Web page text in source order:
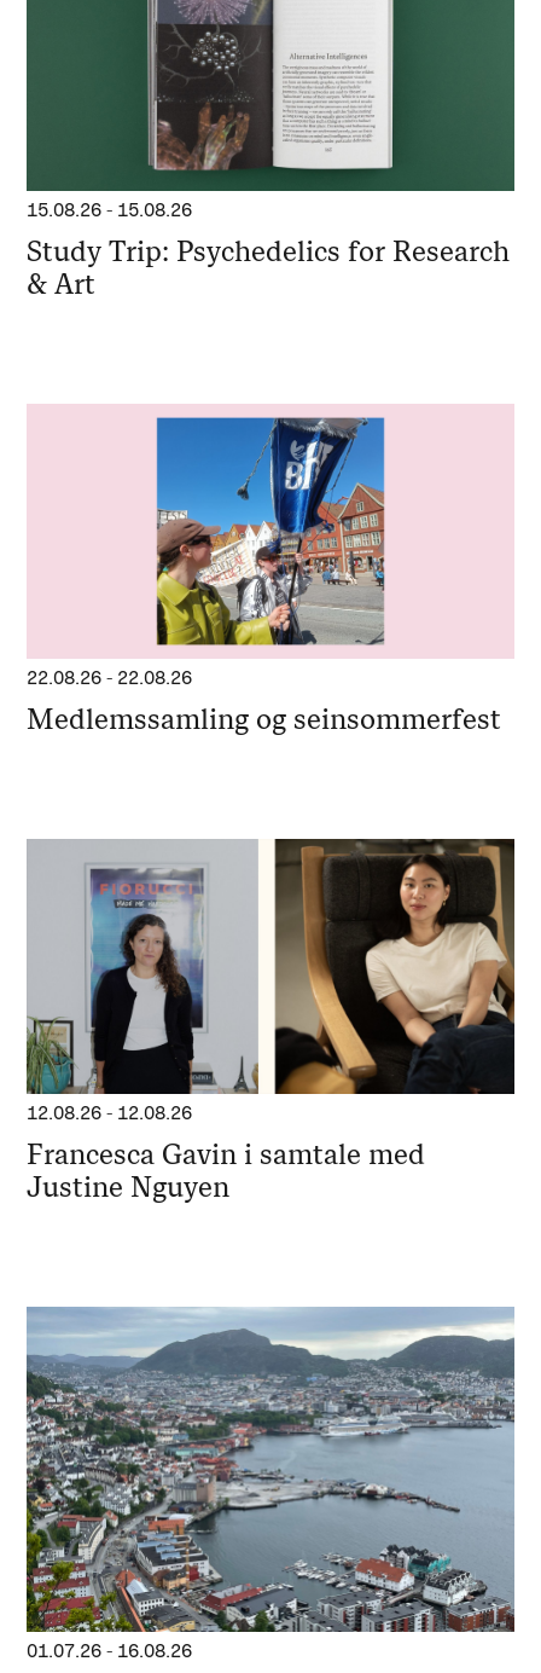
15.08.26 - 15.08.26
Study Trip: Psychedelics for Research
& Art
22.08.26 - 22.08.26
Medlemssamling og seinsommerfest
12.08.26 - 12.08.26
Francesca Gavin i samtale med
Justine Nguyen
01.07.26 - 16.08.26